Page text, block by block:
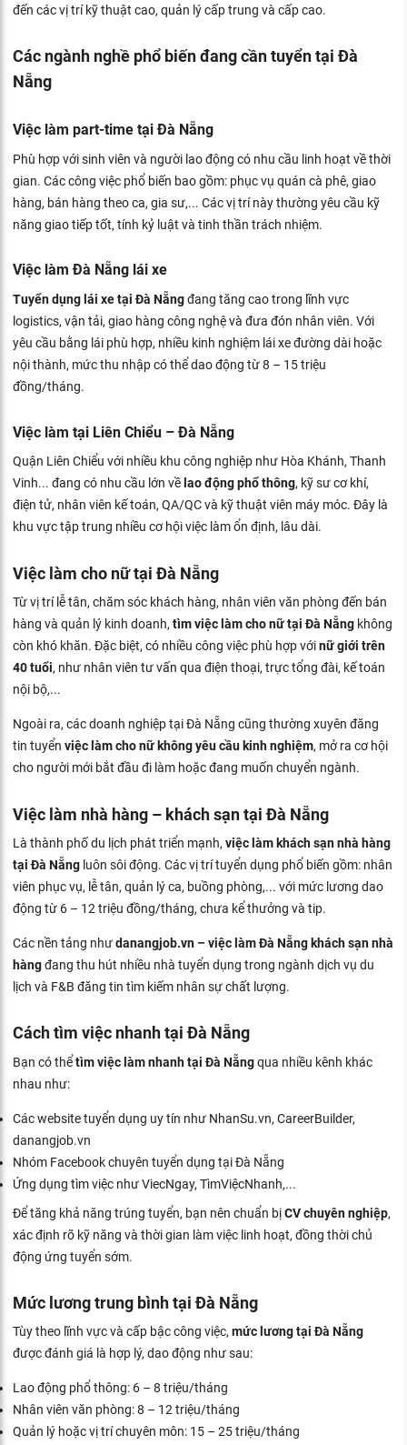
đến các vị trí kỹ thuật cao, quản lý cấp trung và cấp cao.
Các ngành nghề phổ biến đang cần tuyển tại Đà
Nẵng
Việc làm part-time tại Đà Nẵng
Phù hợp với sinh viên và người lao động có nhu cầu linh hoạt về thời
gian. Các công việc phổ biến bao gồm: phục vụ quán cà phê, giao
hàng, bán hàng theo ca, gia sư,... Các vị trí này thường yêu cầu kỹ
năng giao tiếp tốt, tính kỷ luật và tinh thần trách nhiệm.
Việc làm Đà Nẵng lái xe
Tuyển dụng lái xe tại Đà Nẵngđang tăng cao trong lĩnh vực
logistics, vận tải, giao hàng công nghệ và đưa đón nhân viên. Với
yêu cầu bằng lái phù hợp, nhiều kinh nghiệm lái xe đường dài hoặc
nội thành, mức thu nhập có thể dao động từ 8 – 15 triệu
đồng/tháng.
Việc làm tại Liên Chiểu – Đà Nẵng
Quận Liên Chiểu với nhiều khu công nghiệp như Hòa Khánh, Thanh
Vinh... đang có nhu cầu lớn về lao động phổ thông, kỹ sư cơ khí,
điện tử, nhân viên kế toán, QA/QC và kỹ thuật viên máy móc. Đây là
khu vực tập trung nhiều cơ hội việc làm ổn định, lâu dài.
Việc làm cho nữ tại Đà Nẵng
Từ vị trí lễ tân, chăm sóc khách hàng, nhân viên văn phòng đến bán
hàng và quản lý kinh doanh, tìm việc làm cho nữ tại Đà Nẵng không
còn khó khăn. Đặc biệt, có nhiều công việc phù hợp vớinữ giới trên
40 tuổi, như nhân viên tư vấn qua điện thoại, trực tổng đài, kế toán
nội bộ,...
Ngoài ra, các doanh nghiệp tại Đà Nẵng cũng thường xuyên đăng
tin tuyển việc làm cho nữ không yêu cầu kinh nghiệm, mở ra cơ hội
cho người mới bắt đầu đi làm hoặc đang muốn chuyển ngành.
Việc làm nhà hàng – khách sạn tại Đà Nẵng
Là thành phố du lịch phát triển mạnh, việc làm khách sạn nhà hàng
tại Đà Nẵng luôn sôi động. Các vị trí tuyển dụng phổ biến gồm: nhân
viên phục vụ, lễ tân, quản lý ca, buồng phòng,... với mức lương dao
động từ 6 – 12 triệu đồng/tháng, chưa kể thưởng và tip.
Các nền tảng nhưdanangjob.vn – việc làm Đà Nẵng khách sạn nhà
hàngđang thu hút nhiều nhà tuyển dụng trong ngành dịch vụ du
lịch và F&B đăng tin tìm kiếm nhân sự chất lượng.
Cách tìm việc nhanh tại Đà Nẵng
Bạn có thểtìm việc làm nhanh tại Đà Nẵngqua nhiều kênh khác
nhau như:
Các website tuyển dụng uy tín như NhanSu.vn, CareerBuilder,
danangjob.vn
Nhóm Facebook chuyên tuyển dụng tại Đà Nẵng
Ứng dụng tìm việc như ViecNgay, TìmViệcNhanh,...
Để tăng khả năng trúng tuyển, bạn nên chuẩn bịCV chuyên nghiệp,
xác định rõ kỹ năng và thời gian làm việc linh hoạt, đồng thời chủ
động ứng tuyển sớm.
Mức lương trung bình tại Đà Nẵng
Tùy theo lĩnh vực và cấp bậc công việc, mức lương tại Đà Nẵng
được đánh giá là hợp lý, dao động như sau:
Lao động phổ thông: 6 – 8 triệu/tháng
Nhân viên văn phòng: 8 – 12 triệu/tháng
Quản lý hoặc vị trí chuyên môn: 15 – 25 triệu/tháng